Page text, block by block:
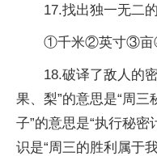
17.找出独一无二
①千米②英寸③亩
18.破译了敌人的
果、梨”的意思是“周三
子”的意思是“执行秘密
识是“周三的胜利属于